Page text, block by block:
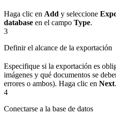
Haga clic en Add y seleccione
database en el campo Type.
3
Definir el alcance de la exportación
Especifique si la exportación es
imágenes y qué documentos se
errores o ambos). Haga clic en Next.
4
Conectarse a la base de datos